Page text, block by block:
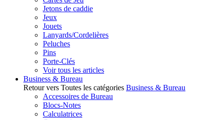
Jetons de caddie
Jeux
Jouets
Lanyards/Cordelières
Peluches
Pins
Porte-Clés
Voir tous les articles
Business & Bureau
Retour vers Toutes les catégories Business & Bureau
Accessoires de Bureau
Blocs-Notes
Calculatrices